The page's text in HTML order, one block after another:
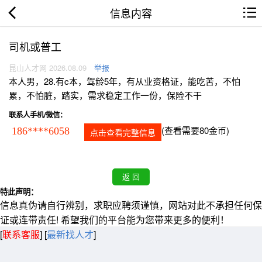
信息内容
司机或普工
昆山人才网 2026.08.09 举报
本人男，28.有c本，驾龄5年，有从业资格证，能吃苦，不怕
累，不怕脏，踏实，需求稳定工作一份，保险不干
联系人手机/微信：
186****6058 点击查看完整信息 (查看需要80金币)
特此声明：
信息真伪请自行辨别，求职应聘须谨慎，网站对此不承担任何保
证或连带责任! 希望我们的平台能为您带来更多的便利！
[联系客服] [最新找人才]